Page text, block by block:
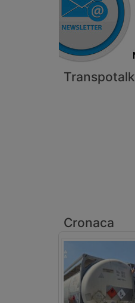
Transpotalk
Cronaca